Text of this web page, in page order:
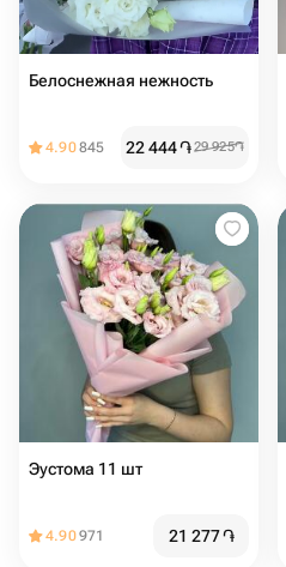
Белоснежная нежность
4.90845 22 444֏29 925֏
Эустома 11 шт
4.90971 21 277֏